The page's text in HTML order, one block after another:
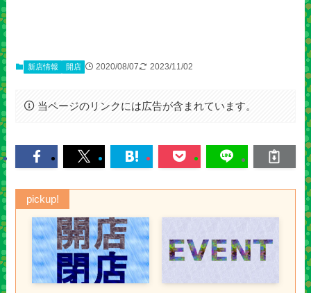
新店情報 開店 2020/08/07 2023/11/02
当ページのリンクには広告が含まれています。
pickup!